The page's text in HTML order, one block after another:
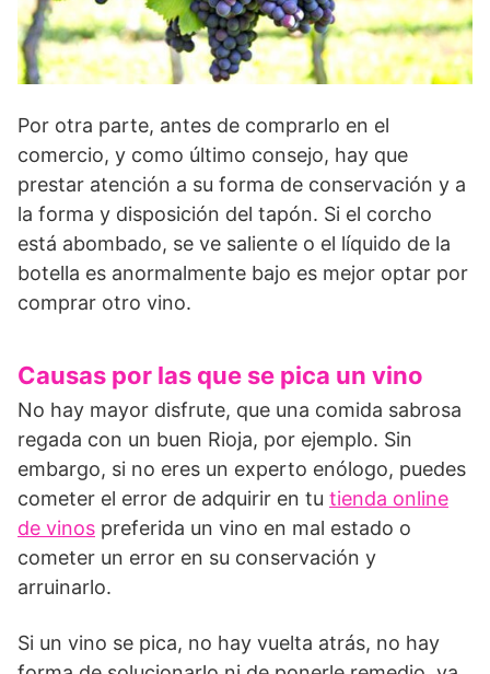
Por otra parte, antes de comprarlo en el
comercio, y como último consejo, hay que
prestar atención a su forma de conservación y a
la forma y disposición del tapón. Si el corcho
está abombado, se ve saliente o el líquido de la
botella es anormalmente bajo es mejor optar por
comprar otro vino.
Causas por las que se pica un vino
No hay mayor disfrute, que una comida sabrosa
regada con un buen Rioja, por ejemplo. Sin
embargo, si no eres un experto enólogo, puedes
cometer el error de adquirir en tu tienda online
de vinos preferida un vino en mal estado o
cometer un error en su conservación y
arruinarlo.
Si un vino se pica, no hay vuelta atrás, no hay